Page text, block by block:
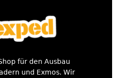
für den Ausbau
und Exmos. Wir